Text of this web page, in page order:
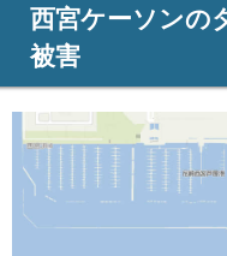
西宮ケーソンの
被害